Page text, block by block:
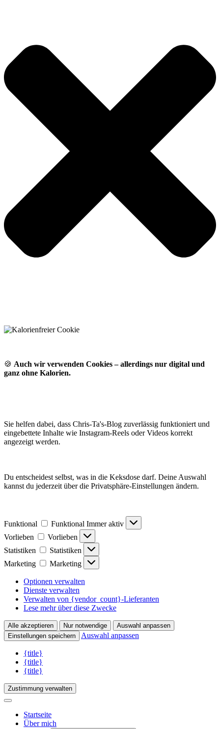
🍪 Auch wir verwenden Cookies – allerdings nur digital und
ganz ohne Kalorien.
Sie helfen dabei, dass Chris-Ta's-Blog zuverlässig funktioniert und
eingebettete Inhalte wie Instagram-Reels oder Videos korrekt
angezeigt werden.
Du entscheidest selbst, was in die Keksdose darf. Deine Auswahl
kannst du jederzeit über die Privatsphäre-Einstellungen ändern.
Funktional Funktional Immer aktiv
Vorlieben
Vorlieben
Statistiken
Statistiken
Marketing
Marketing
Optionen verwalten
Dienste verwalten
Verwalten von {vendor_count}-Lieferanten
Lese mehr über diese Zwecke
Alle akzeptieren Nur notwendige
Auswahl anpassen
Einstellungen speichern
Auswahl anpassen
{title}
{title}
{title}
Zustimmung verwalten
Startseite
Über mich